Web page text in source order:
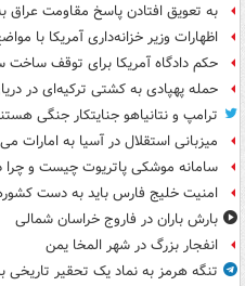
به تعویق افتادن پاسخ مقاومت عراق
اظهارات وزیر خزانه‌داری آمریکا با
حکم دادگاه آمریکا برای توقف
حمله پهپادی به کشتی ترکیه‌ای در
ترامپ و نتانیاهو جنایتکار جنگی
میزبانی استقلال در آسیا به امارات
سامانه موشکی پاتریوت چیست و چرا
امنیت خلیج فارس باید به دست
بارش باران در فاروج خراسان شمالی
انفجار بزرگ در شهر المخا یمن
تنگه هرمز به نماد یک تحقیر تاریخی